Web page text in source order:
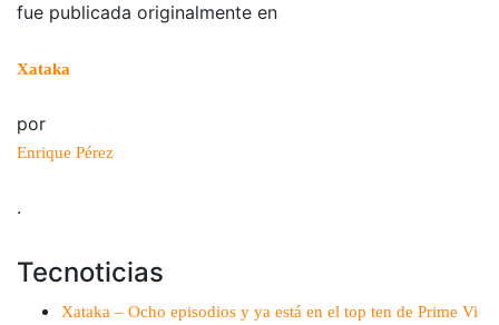
fue publicada originalmente en
Xataka
por
Enrique Pérez
.
Tecnoticias
Xataka – Ocho episodios y ya está en el top ten de Prime Vi